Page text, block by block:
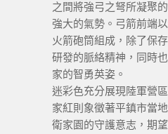
之間將強弓之弩所凝聚
強大的氣勢。弓箭前端
火箭砲筒組成，除了保
研發的脈絡精神，同時
家的智勇英姿。
迷彩色充分展現陸軍營
家紅則象徵著平鎮市當
衛家園的守護意志，期